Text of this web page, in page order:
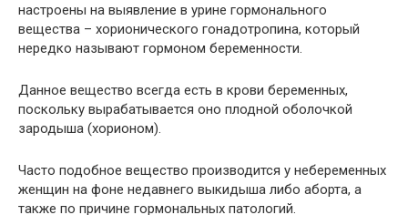
настроены на выявление в урине гормонального
вещества – хорионического гонадотропина, который
нередко называют гормоном беременности.
Данное вещество всегда есть в крови беременных,
поскольку вырабатывается оно плодной оболочкой
зародыша (хорионом).
Часто подобное вещество производится у небеременных
женщин на фоне недавнего выкидыша либо аборта, а
также по причине гормональных патологий.